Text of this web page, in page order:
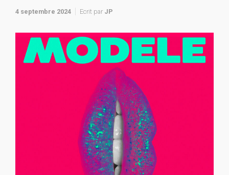
4 septembre 2024 Ecrit par JP